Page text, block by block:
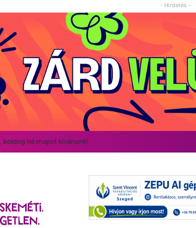
- Hirdetés -
, boldog névnapot kívánunk!